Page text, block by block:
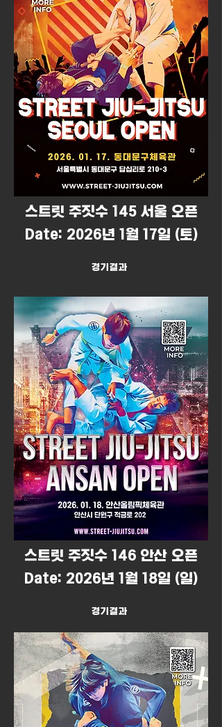
​스트릿 주짓수 145 서울 오픈
Date: 2026년 1월 17일 (토)
경기결과
​스트릿 주짓수 146 안산 오픈
Date: 2026년 1월 18일 (일)
경기결과